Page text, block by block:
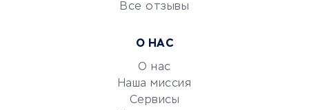
УСЛУГИ ДЛЯ БИЗНЕСАВсе отзывы
О НАС
О нас
Наша миссия
Сервисы